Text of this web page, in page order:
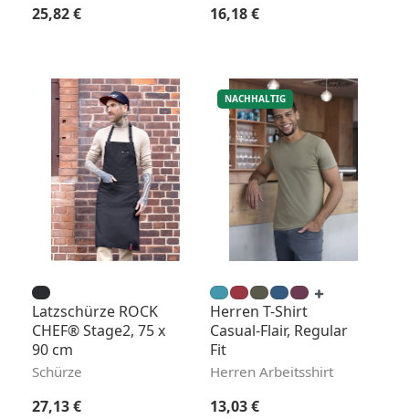
Regulärer Preis:
25,82 € Regulärer Preis:
16,18 €
Latzschürze ROCK
CHEF® Stage2, 75 x
90 cm
Schürze
Regulärer Preis:
27,13 €
NACHHALTIG
Herren T-Shirt
Casual-Flair, Regular
Fit
Herren Arbeitsshirt
Regulärer Preis:
13,03 €